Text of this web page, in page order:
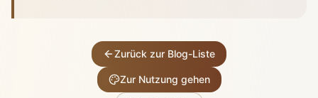
Zurück zur Blog-Liste
Zur Nutzung gehen